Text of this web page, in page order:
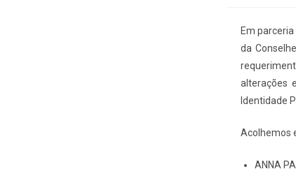
Em
da
alterações
Identidade
Acolhemos
ANNA